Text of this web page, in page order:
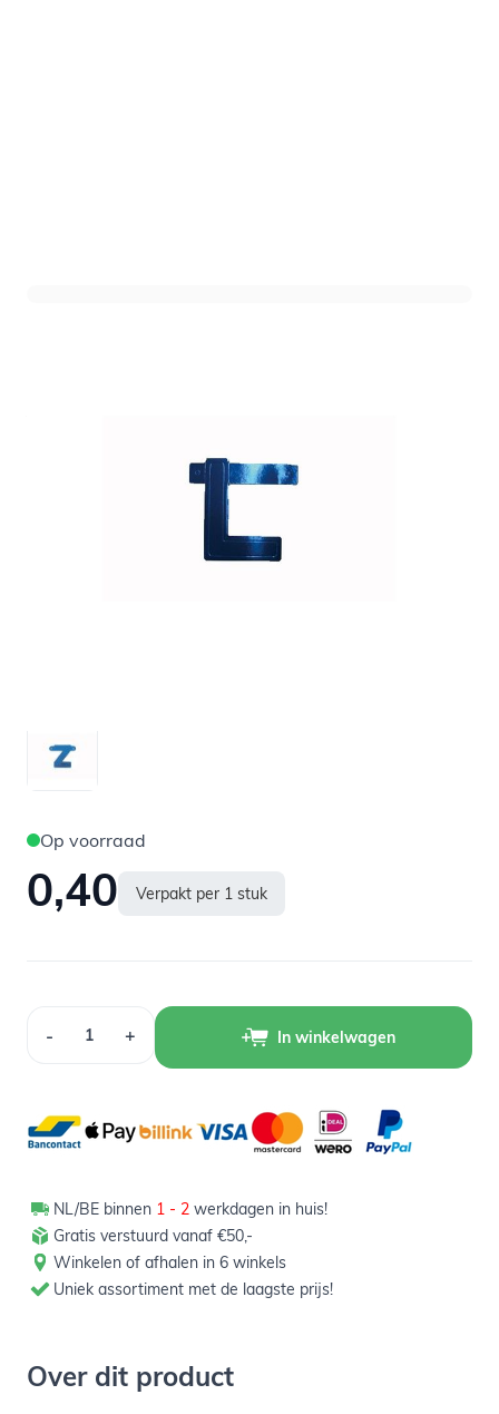
Op voorraad
0,40 Verpakt per 1 stuk
- + In winkelwagen
NL/BE binnen 1 - 2 werkdagen in huis!
Gratis verstuurd vanaf €50,-
Winkelen of afhalen in 6 winkels
Uniek assortiment met de laagste prijs!
Over dit product